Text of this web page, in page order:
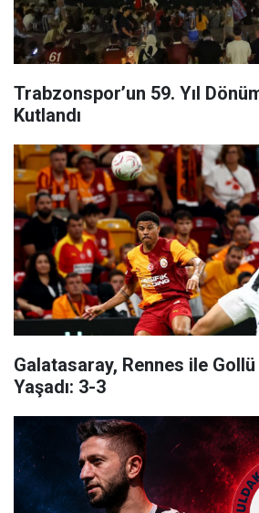
Trabzonspor’un 59. Yıl
Kutlandı
Galatasaray, Rennes ile
Yaşadı: 3-3